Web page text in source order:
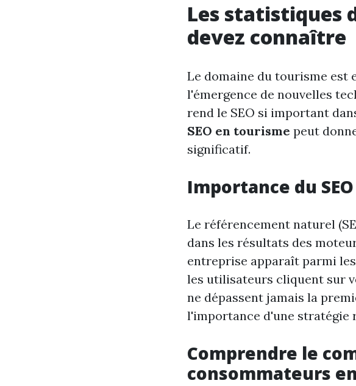
Les statistiques
devez connaître
Le domaine du tourisme est
l'émergence de nouvelles
rend le SEO si important
SEO en tourisme peut
significatif.
Importance du
Le référencement naturel
dans les résultats des
entreprise apparaît parmi
les utilisateurs cliquent sur
ne dépassent jamais la
l'importance d'une stratégie
Comprendre le
consommateurs